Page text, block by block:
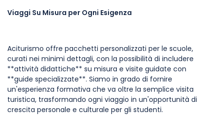
Viaggi Su Misura per Ogni Esigenza
Aciturismo offre pacchetti personalizzati per le scuole,
curati nei minimi dettagli, con la possibilità di includere
**attività didattiche** su misura e visite guidate con
**guide specializzate**. Siamo in grado di fornire
un'esperienza formativa che va oltre la semplice visita
turistica, trasformando ogni viaggio in un'opportunità di
crescita personale e culturale per gli studenti.